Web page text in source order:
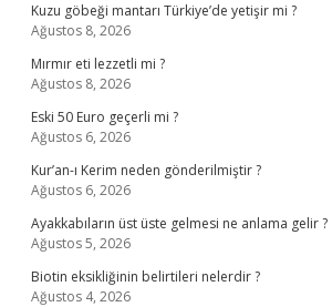
Kuzu göbeği mantarı Türkiye’de yetişir mi ?
Ağustos 8, 2026
Mırmır eti lezzetli mi ?
Ağustos 8, 2026
Eski 50 Euro geçerli mi ?
Ağustos 6, 2026
Kur’an-ı Kerim neden gönderilmiştir ?
Ağustos 6, 2026
Ayakkabıların üst üste gelmesi ne anlama gelir ?
Ağustos 5, 2026
Biotin eksikliğinin belirtileri nelerdir ?
Ağustos 4, 2026